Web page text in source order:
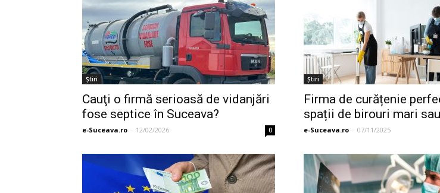
Ştiri
Cauţi o firmă serioasă de vidanjări
fose septice în Suceava?
e-Suceava.ro - 12/02/2026 0
Ştiri
Firma de curățenie
spații de birouri mari
e-Suceava.ro - 07/11/2025